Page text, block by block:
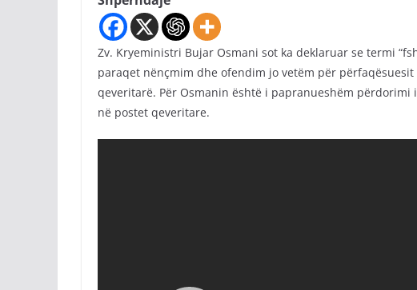
Zv. Kryeministri Bujar Osmani sot ka deklaruar se termi
paraqet nënçmim dhe ofendim jo vetëm për
qeveritarë. Për Osmanin është i papranueshëm
në postet qeveritare.